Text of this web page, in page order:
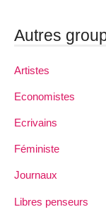
Autres
Artistes
Economistes
Ecrivains
Féministe
Journaux
Libres penseurs